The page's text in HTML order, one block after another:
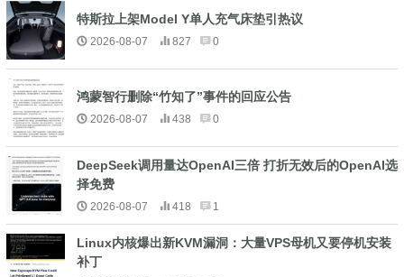
特斯拉上架Model Y单人充气床垫引热议
2026-08-07 827 0
鸿蒙智行删除“竹知了”事件的回应公告
2026-08-07 438 0
DeepSeek调用量达OpenAI三倍 打折无效后的OpenAI选
择免费
2026-08-07 418 1
Linux内核爆出新KVM漏洞：大量VPS母机又要停机安装
补丁